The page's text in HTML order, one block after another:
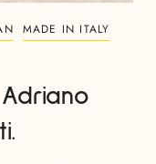
MADE IN ITALY